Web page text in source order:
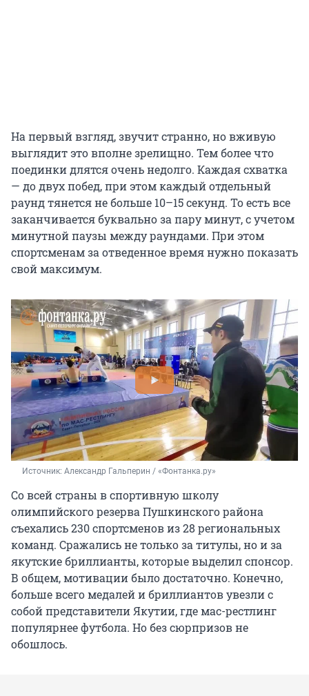
На первый взгляд, звучит странно, но вживую
выглядит это вполне зрелищно. Тем более что
поединки длятся очень недолго. Каждая схватка
— до двух побед, при этом каждый отдельный
раунд тянется не больше 10–15 секунд. То есть все
заканчивается буквально за пару минут, с учетом
минутной паузы между раундами. При этом
спортсменам за отведенное время нужно показать
свой максимум.
Источник: Александр Гальперин / «Фонтанка.ру»
Со всей страны в спортивную школу
олимпийского резерва Пушкинского района
съехались 230 спортсменов из 28 региональных
команд. Сражались не только за титулы, но и за
якутские бриллианты, которые выделил спонсор.
В общем, мотивации было достаточно. Конечно,
больше всего медалей и бриллиантов увезли с
собой представители Якутии, где мас-рестлинг
популярнее футбола. Но без сюрпризов не
обошлось.